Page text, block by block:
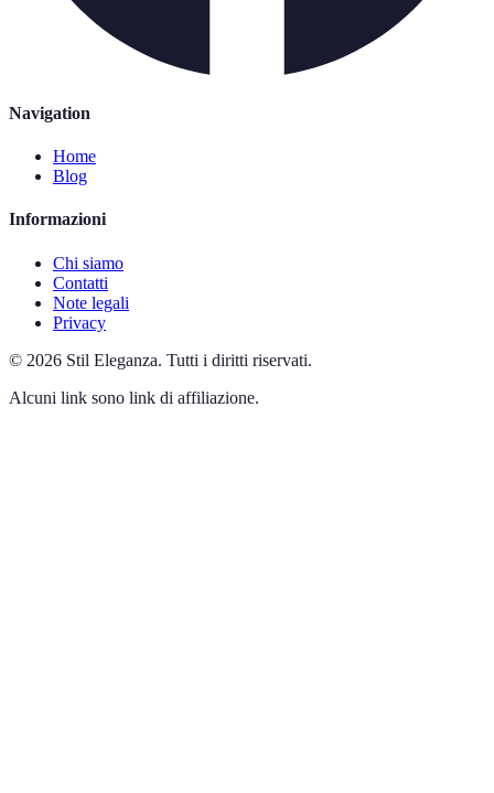
Navigation
Home
Blog
Informazioni
Chi siamo
Contatti
Note legali
Privacy
© 2026 Stil Eleganza. Tutti i diritti riservati.
Alcuni link sono link di affiliazione.